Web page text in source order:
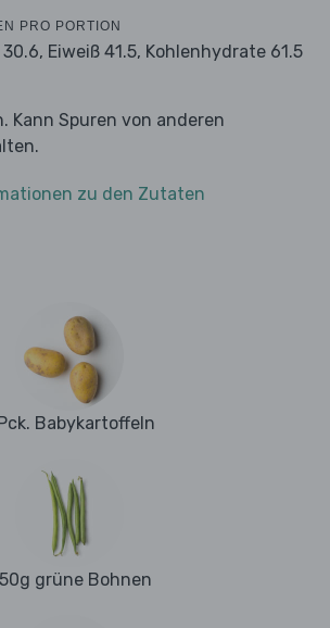
PRO PORTION
Eiweiß 41.5, Kohlenhydrate 61.5
Kann Spuren von anderen
zu den Zutaten
Babykartoffeln
grüne Bohnen